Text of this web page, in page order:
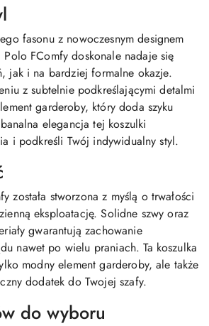
fasonu z nowoczesnym designem
Polo FComfy doskonale nadaje się
jak i na bardziej formalne okazje.
z subtelnie podkreślającymi detalmi
garderoby, który doda szyku
elegancja tej koszulki
i podkreśli Twój indywidualny styl.
została stworzona z myślą o trwałości
eksploatację. Solidne szwy oraz
gwarantują zachowanie
nawet po wielu praniach. Ta koszulka
modny element garderoby, ale także
dodatek do Twojej szafy.
do wyboru